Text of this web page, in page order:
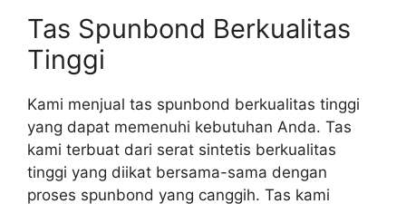
Tas Spunbond Berkualitas
Tinggi
Kami menjual tas spunbond berkualitas tinggi
yang dapat memenuhi kebutuhan Anda. Tas
kami terbuat dari serat sintetis berkualitas
tinggi yang diikat bersama-sama dengan
proses spunbond yang canggih. Tas kami